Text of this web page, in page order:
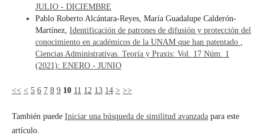
JULIO - DICIEMBRE
Pablo Roberto Alcántara-Reyes, María Guadalupe Calderón-
Martínez, Identificación de patrones de difusión y protección del
conocimiento en académicos de la UNAM que han patentado
Ciencias Administrativas. Teoría y Praxis: Vol. 17 Núm. 1
(2021): ENERO - JUNIO
<< < 5 6 7 8 9 10 11 12 13 14 > >>
También puede Iniciar una búsqueda de similitud avanzadapara este
artículo.